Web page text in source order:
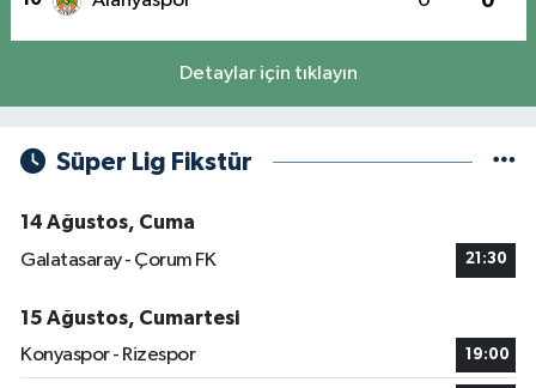
Detaylar için tıklayın
Süper Lig Fikstür
14 Ağustos, Cuma
Galatasaray - Çorum FK
21:30
15 Ağustos, Cumartesi
Konyaspor - Rizespor
19:00